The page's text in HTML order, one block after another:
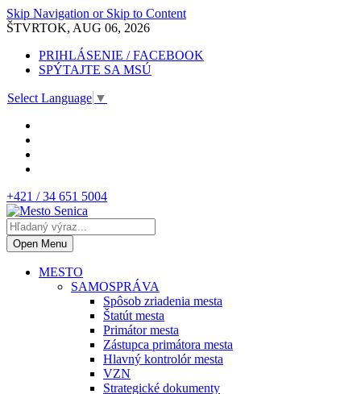
Skip Navigation or Skip to Content
ŠTVRTOK, AUG 06, 2026
PRIHLÁSENIE / FACEBOOK
SPÝTAJTE SA MSÚ
Select Language ▼
+421 / 34 651 5004
Open Menu
MESTO
SAMOSPRÁVA
Spôsob zriadenia mesta
Štatút mesta
Primátor mesta
Zástupca primátora mesta
Hlavný kontrolór mesta
VZN
Strategické dokumenty